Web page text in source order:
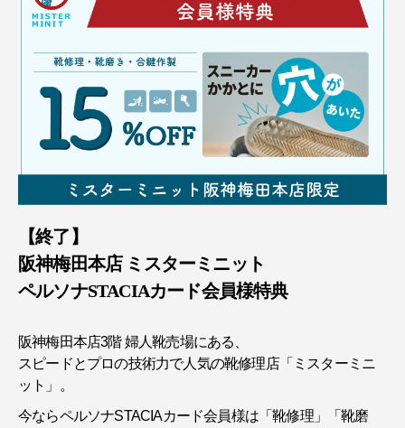
【終了】
阪神梅田本店 ミスターミニット
ペルソナSTACIAカード会員様特典
阪神梅田本店3階 婦人靴売場にある、
スピードとプロの技術力で人気の靴修理店「ミスターミニ
ット」。
今ならペルソナSTACIAカード会員様は「靴修理」「靴磨